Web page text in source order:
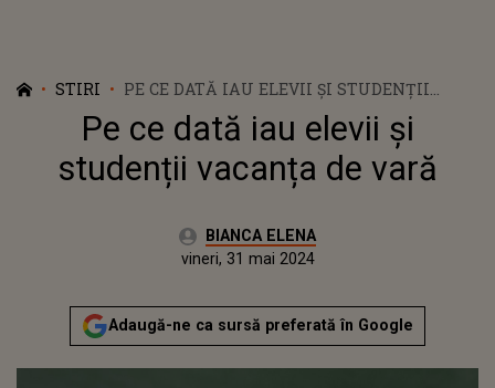
STIRI
PE CE DATĂ IAU ELEVII ȘI STUDENȚII
VACANȚA DE VARĂ
Pe ce dată iau elevii și
studenții vacanța de vară
Autor:BIANCA ELENA
Publicat:
vineri, 31 mai 2024
Adaugă-ne ca sursă preferată în Google